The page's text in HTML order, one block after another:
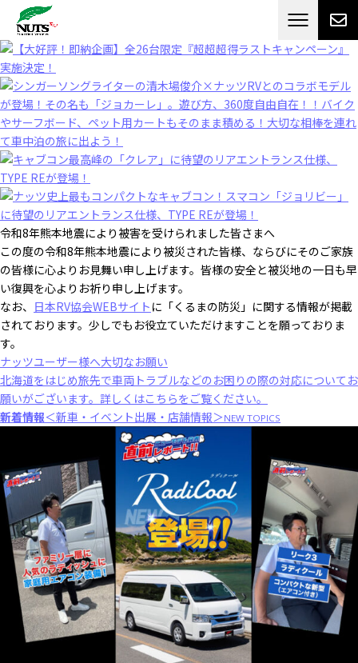
日本最大級のキャンピングカーメーカー
RV[テレビCM放送]
令和8年熊本地震により被害を受けられました皆さまへ
この度の令和8年熊本地震により被災された皆様、ならびにそのご家族
の皆様に心よりお見舞い申し上げます。皆様の安全と被災地の一日も早
い復興を心よりお祈り申し上げます。
なお、 日本RV協会WEBサイト に「くるまの防災」に関する情報が掲載
されております。少しでもお役立ていただけますことを願っておりま
す。
ナッツユーザー様へ大切なお願い
北海道をはじめ旅先で車両トラブルなどのお困りの際の対応についてお
願いがございます。 詳しくはこちらをご覧ください。
新着情報＜新車・イベント出展・店舗情報＞NEW TOPICS